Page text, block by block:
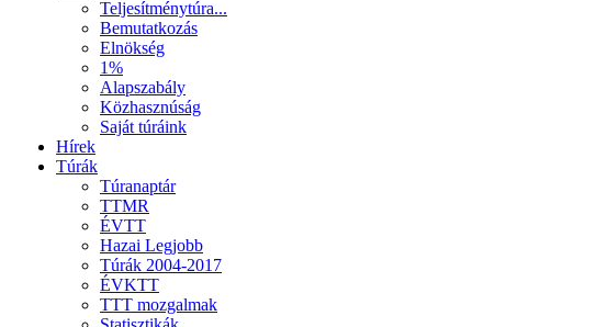
Teljesítménytúra...
Bemutatkozás
Elnökség
1%
Alapszabály
Közhasznúság
Saját túráink
Hírek
Túrák
Túranaptár
TTMR
ÉVTT
Hazai Legjobb
Túrák 2004-2017
ÉVKTT
TTT mozgalmak